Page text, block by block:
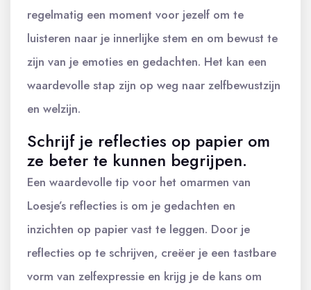
regelmatig een moment voor jezelf om te
luisteren naar je innerlijke stem en om bewust te
zijn van je emoties en gedachten. Het kan een
waardevolle stap zijn op weg naar zelfbewustzijn
en welzijn.
Schrijf je reflecties op papier om
ze beter te kunnen begrijpen.
Een waardevolle tip voor het omarmen van
Loesje’s reflecties is om je gedachten en
inzichten op papier vast te leggen. Door je
reflecties op te schrijven, creëer je een tastbare
vorm van zelfexpressie en krijg je de kans om